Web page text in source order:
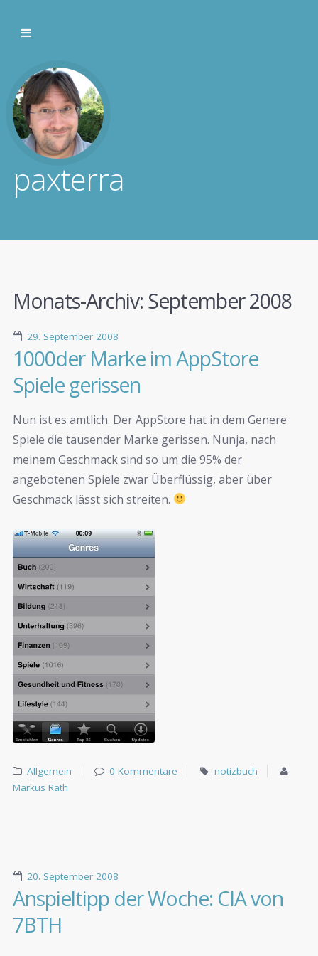
paxterra
Monats-Archiv: September 2008
29. September 2008
1000der Marke im AppStore
Spiele gerissen
Nun ist es amtlich. Der AppStore hat in dem Genere
Spiele die tausender Marke gerissen. Nunja, nach
meinem Geschmack sind so um die 95% der
angebotenen Spiele zwar Überflüssig, aber über
Geschmack lässt sich streiten.
Allgemein 0 Kommentare
notizbuch
Markus Rath
20. September 2008
Anspieltipp der Woche: CIA von
7BTH